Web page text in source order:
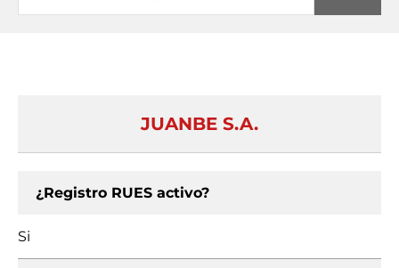
JUANBE S.A.
¿Registro RUES activo?
Si